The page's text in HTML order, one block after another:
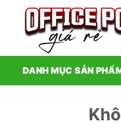
dung
DANH MỤC SẢN